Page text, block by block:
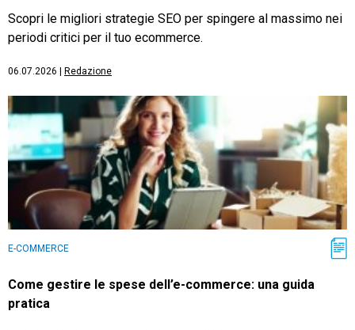
Scopri le migliori strategie SEO per spingere al massimo nei
periodi critici per il tuo ecommerce.
06.07.2026 Redazione
E-COMMERCE
Come gestire le spese dell’e-commerce: una guida
pratica